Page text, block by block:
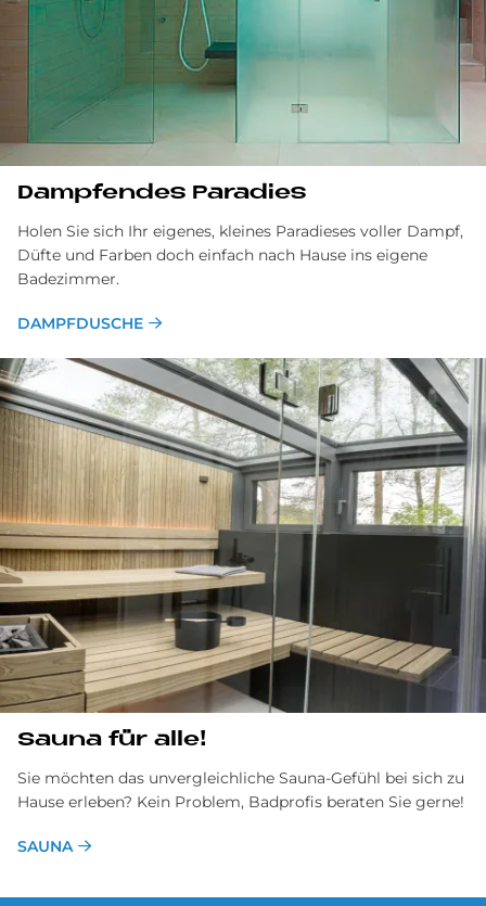
Dampfendes Paradies
Holen Sie sich Ihr eigenes, kleines Paradieses voller Dampf,
Düfte und Farben doch einfach nach Hause ins eigene
Badezimmer.
DAMPFDUSCHE
Sauna für alle!
Sie möchten das unvergleichliche Sauna-Gefühl bei sich zu
Hause erleben? Kein Problem, Badprofis beraten Sie gerne!
SAUNA